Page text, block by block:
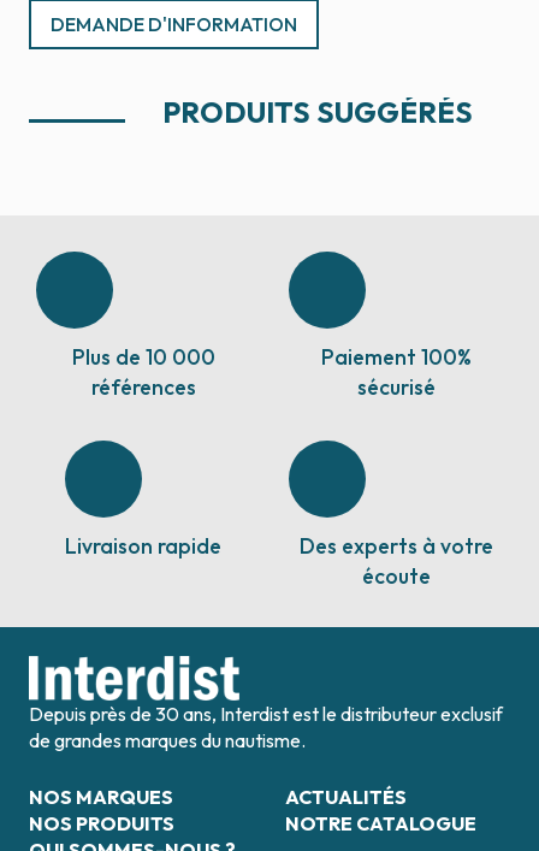
DEMANDE D'INFORMATION
PRODUITS SUGGÉRÉS
Plus de 10 000
références
Paiement 100%
sécurisé
Livraison rapide
Des experts à votre
écoute
Depuis près de 30 ans, Interdist est le distributeur exclusif
de grandes marques du nautisme.
NOS MARQUES
NOS PRODUITS
ACTUALITÉS
NOTRE CATALOGUE